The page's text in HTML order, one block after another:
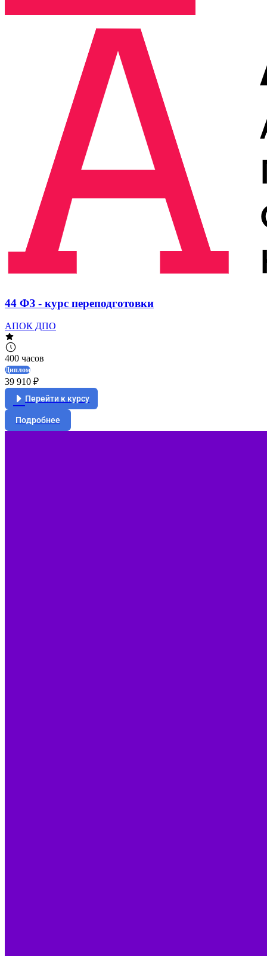
44 ФЗ - курс переподготовки
АПОК ДПО
400 часов
Диплом
39 910 ₽
Перейти к курсу
Подробнее